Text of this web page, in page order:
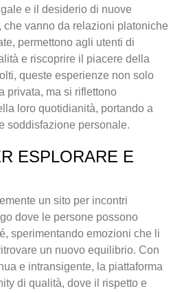
e il desiderio di nuove
vanno da relazioni platoniche
permettono agli utenti di
e riscoprire il piacere della
queste esperienze non solo
privata, ma si riflettono
loro quotidianità, portando a
soddisfazione personale.
ESPLORARE E
un sito per incontri
dove le persone possono
sperimentando emozioni che li
un nuovo equilibrio. Con
e intransigente, la piattaforma
di qualità, dove il rispetto e